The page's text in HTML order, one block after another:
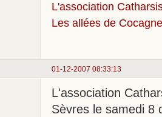
L'association
Les allées de
01-12-2007 08:33:13
L'association
Sèvres le samedi 8